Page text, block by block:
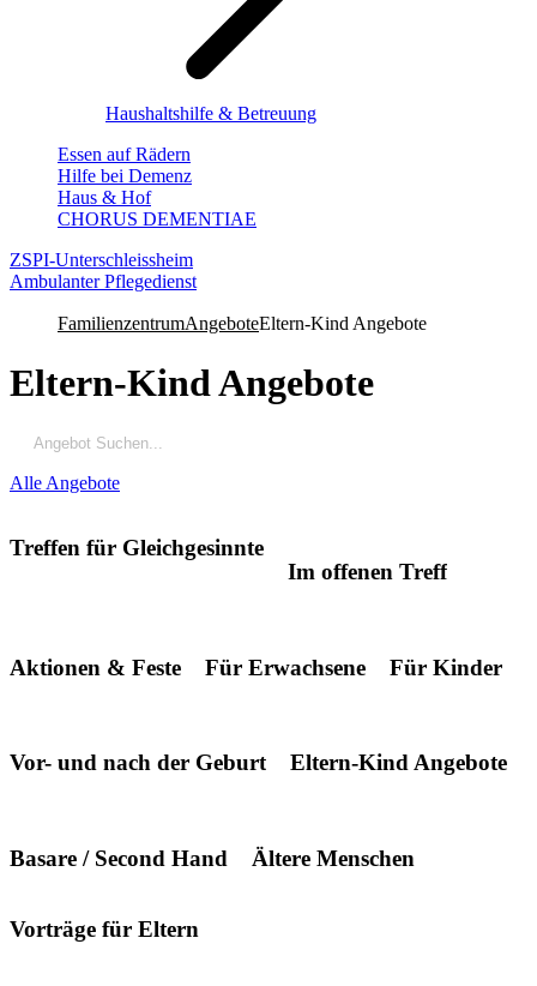
Haushaltshilfe & Betreuung
Essen auf Rädern
Hilfe bei Demenz
Haus & Hof
CHORUS DEMENTIAE
ZSPI-Unterschleissheim
Ambulanter Pflegedienst
FamilienzentrumAngeboteEltern-Kind Angebote
Eltern-Kind Angebote
Alle Angebote
Treffen für Gleichgesinnte
Im offenen Treff
Aktionen & Feste Für Erwachsene Für Kinder
Vor- und nach der Geburt Eltern-Kind Angebote
Basare / Second Hand Ältere Menschen
Vorträge für Eltern